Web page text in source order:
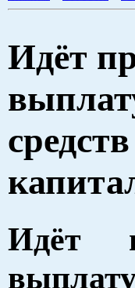
Идёт
Идёт